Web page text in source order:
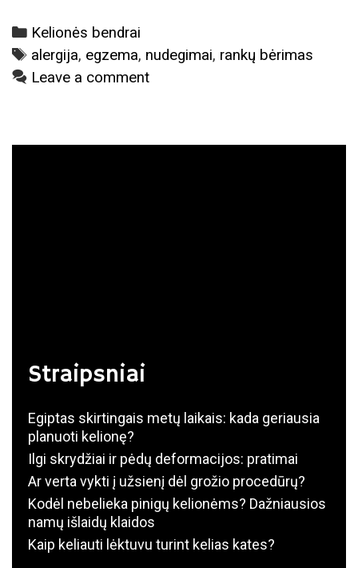
nudegimai
ir
Categories
Kelionės bendrai
Tags
alergija, egzema, nudegimai, rankų bėrimas
Leave a comment
Straipsniai
Egiptas skirtingais metų laikais: kada geriausia
planuoti kelionę?
Ilgi skrydžiai ir pėdų deformacijos: pratimai
Ar verta vykti į užsienį dėl grožio procedūrų?
Kodėl nebelieka pinigų kelionėms? Dažniausios
namų išlaidų klaidos
Kaip keliauti lėktuvu turint kelias kates?